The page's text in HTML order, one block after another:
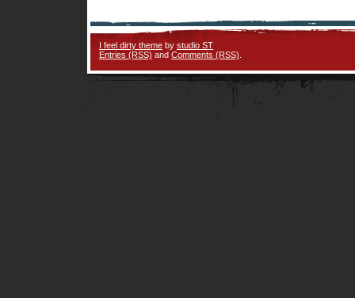
I feel dirty theme by studio ST
Entries (RSS) and Comments (RSS)